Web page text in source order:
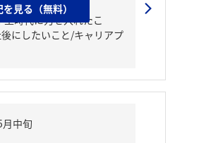
生時代に力を入れたこ
にしたいこと/キャリアプ
見る（無料）